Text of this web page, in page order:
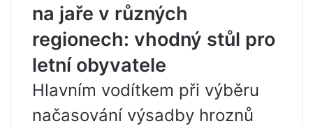
na jaře v různých
regionech: vhodný stůl pro
letní obyvatele
Hlavním vodítkem při výběru
načasování výsadby hroznů